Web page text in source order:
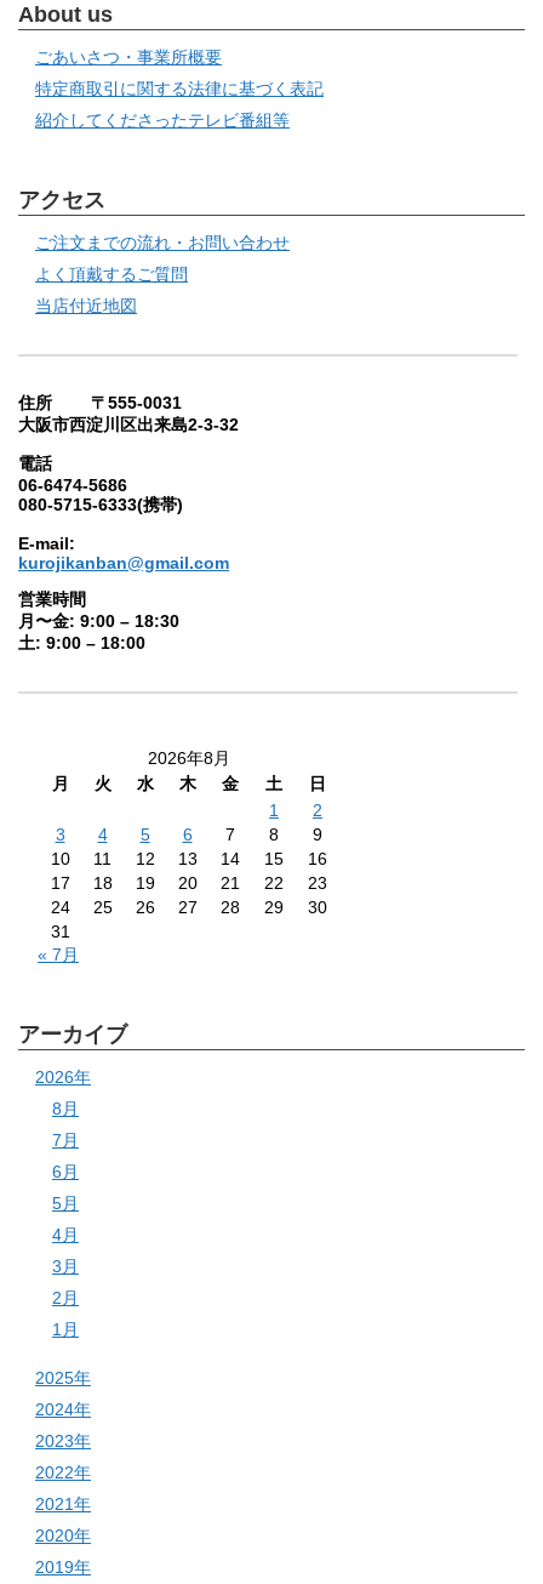
About us
ごあいさつ・事業所概要
特定商取引に関する法律に基づく表記
紹介してくださったテレビ番組等
アクセス
ご注文までの流れ・お問い合わせ
よく頂戴するご質問
当店付近地図
住所 〒555-0031
大阪市西淀川区出来島2-3-32
電話
06-6474-5686
080-5715-6333(携帯)
E-mail:
kurojikanban@gmail.com
営業時間
月〜金: 9:00 – 18:30
土: 9:00 – 18:00
2026年8月
月
火 水 木 金 土
日
1
2
3
4 5 6 7 8
9
10
11 12 13 14 15
16
17
18 19 20 21 22
23
24
25 26 27 28 29
30
31
« 7月
アーカイブ
2026年
8月
7月
6月
5月
4月
3月
2月
1月
2025年
2024年
2023年
2022年
2021年
2020年
2019年